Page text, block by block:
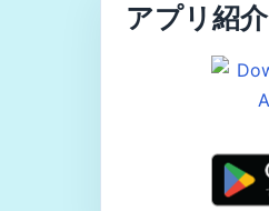
アプリ紹介